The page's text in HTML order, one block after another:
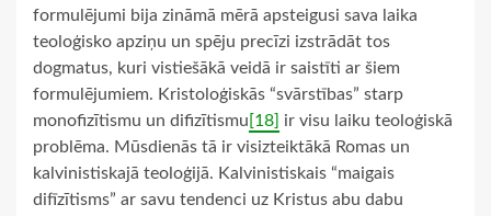
formulējumi bija zināmā mērā apsteigusi sava laika
teoloģisko apziņu un spēju precīzi izstrādāt tos
dogmatus, kuri vistiešākā veidā ir saistīti ar šiem
formulējumiem. Kristoloģiskās “svārstības” starp
monofizītismu un difizītismu [18] ir visu laiku teoloģiskā
problēma. Mūsdienās tā ir visizteiktākā Romas un
kalvinistiskajā teoloģijā. Kalvinistiskais “maigais
difīzītisms” ar savu tendenci uz Kristus abu dabu